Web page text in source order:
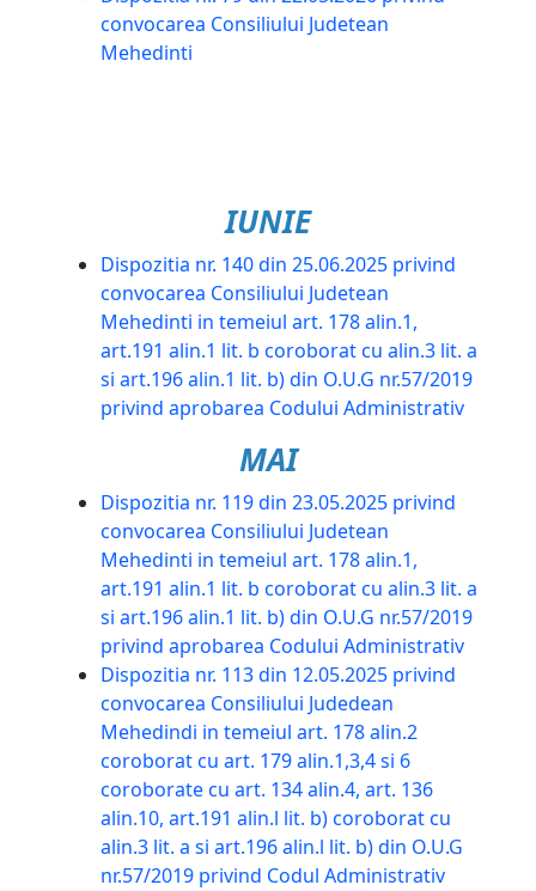
convocarea Consiliului Judetean
Mehedinti
IUNIE
Dispozitia nr. 140 din 25.06.2025 privind
convocarea Consiliului Judetean
Mehedinti in temeiul art. 178 alin.1,
art.191 alin.1 lit. b coroborat cu alin.3 lit. a
si art.196 alin.1 lit. b) din O.U.G nr.57/2019
privind aprobarea Codului Administrativ
MAI
Dispozitia nr. 119 din 23.05.2025 privind
convocarea Consiliului Judetean
Mehedinti in temeiul art. 178 alin.1,
art.191 alin.1 lit. b coroborat cu alin.3 lit. a
si art.196 alin.1 lit. b) din O.U.G nr.57/2019
privind aprobarea Codului Administrativ
Dispozitia nr. 113 din 12.05.2025 privind
convocarea Consiliului Judedean
Mehedindi in temeiul art. 178 alin.2
coroborat cu art. 179 alin.1,3,4 si 6
coroborate cu art. 134 alin.4, art. 136
alin.10, art.191 alin.l lit. b) coroborat cu
alin.3 lit. a si art.196 alin.l lit. b) din O.U.G
nr.57/2019 privind Codul Administrativ